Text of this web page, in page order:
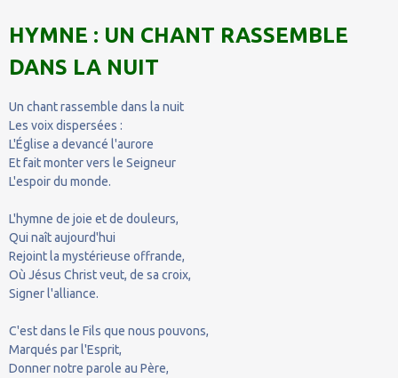
HYMNE : UN CHANT RASSEMBLE
DANS LA NUIT
Un chant rassemble dans la nuit
Les voix dispersées :
L'Église a devancé l'aurore
Et fait monter vers le Seigneur
L'espoir du monde.
L'hymne de joie et de douleurs,
Qui naît aujourd'hui
Rejoint la mystérieuse offrande,
Où Jésus Christ veut, de sa croix,
Signer l'alliance.
C'est dans le Fils que nous pouvons,
Marqués par l'Esprit,
Donner notre parole au Père,